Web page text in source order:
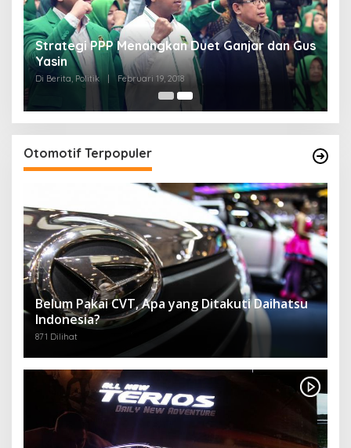
Strategi PPP Menangkan Duet Ganjar dan Gus
Yasin
Di Berita, Politik | Februari 19, 2018
Otomotif Terpopuler
Belum Pakai CVT, Apa yang Ditakuti Daihatsu
Indonesia?
871 Dilihat